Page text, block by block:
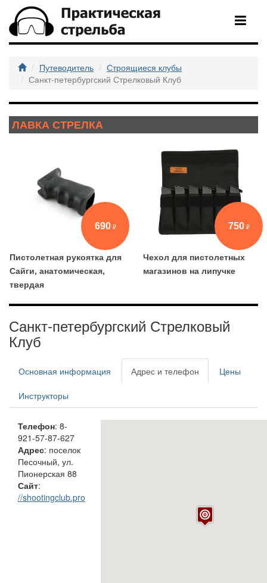
Путеводитель
Строящиеся клубы
Санкт-петербургский Стрелковый Клуб
ЛАВКА СТРЕЛКА
690
Пистолетная рукоятка для
Сайги, анатомическая,
твердая
750
Чехол для пистолетных
магазинов на липучке
Санкт-петербургский Стрелковый
Клуб
Основная информация Адрес и телефон Цены
Инструкторы
Телефон: 8-
921-57-87-627
Адрес: поселок
Песочный, ул.
Пионерская 88
Сайт:
//shootingclub.pro